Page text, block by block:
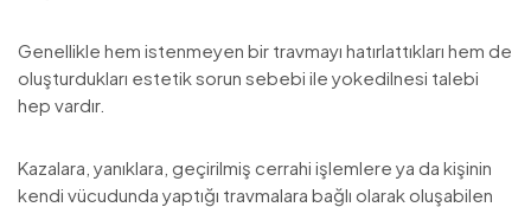
Genellikle hem istenmeyen bir travmayı hatırlattıkları hem de
oluşturdukları estetik sorun sebebi ile yokedilnesi talebi
hep vardır.
Kazalara, yanıklara, geçirilmiş cerrahi işlemlere ya da kişinin
kendi vücudunda yaptığı travmalara bağlı olarak oluşabilen